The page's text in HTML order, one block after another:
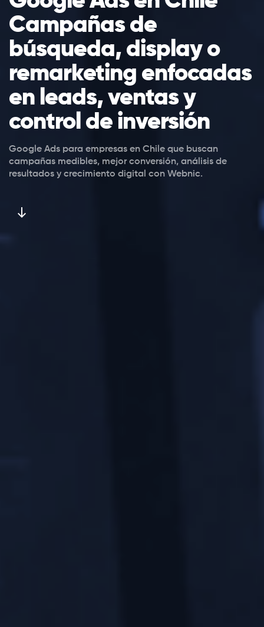
Campañas de
búsqueda, display o
remarketing enfocadas
en leads, ventas y
control de inversión
Google Ads para empresas en Chile que buscan
campañas medibles, mejor conversión, análisis de
resultados y crecimiento digital con Webnic.